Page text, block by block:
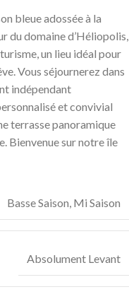
bleue adossée à la
du domaine d’Héliopolis,
un lieu idéal pour
Vous séjournerez dans
indépendant
et convivial
terrasse panoramique
Bienvenue sur notre île
Basse Saison, Mi Saison
Absolument Levant